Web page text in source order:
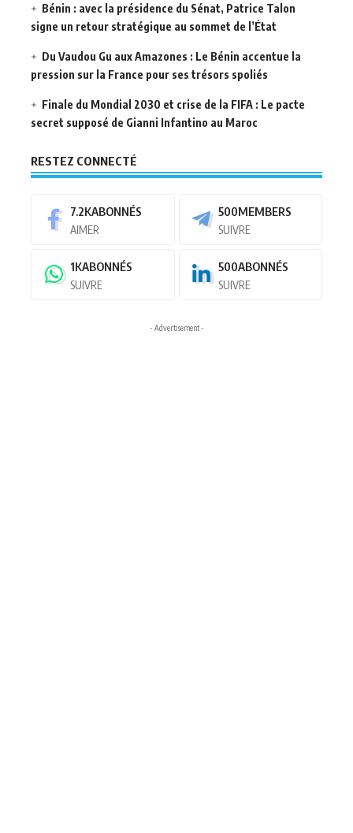
Bénin : avec la présidence du Sénat, Patrice Talon
signe un retour stratégique au sommet de l’État
Du Vaudou Gu aux Amazones : Le Bénin accentue la
pression sur la France pour ses trésors spoliés
Finale du Mondial 2030 et crise de la FIFA : Le pacte
secret supposé de Gianni Infantino au Maroc
RESTEZ CONNECTÉ
7.2KABONNÉS
AIMER
500MEMBERS
SUIVRE
1KABONNÉS
SUIVRE
500ABONNÉS
SUIVRE
- Advertisement -